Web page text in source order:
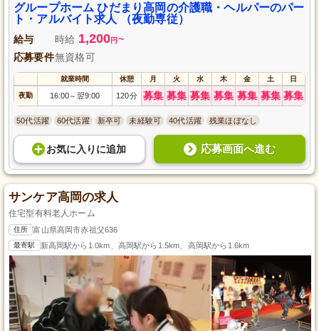
グループホーム ひだまり高岡の介護職・ヘルパーのパー
ト・アルバイト求人 （夜勤専従）
給与 時給 1,200円 ~
応募要件無資格可
就業時間 休憩 月 火 水 木 金 土 日
夜勤 16:00～ 翌9:00 120分 募集 募集 募集 募集 募集 募集 募集
50代活躍 60代活躍 新卒可 未経験可 40代活躍 残業ほぼなし
お気に入り に追加 応募画面へ進む
サンケア高岡の求人
住宅型有料老人ホーム
住所 富山県高岡市赤祖父636
最寄駅 新高岡駅から1.0km、高岡駅から1.5km、高岡駅から1.6km